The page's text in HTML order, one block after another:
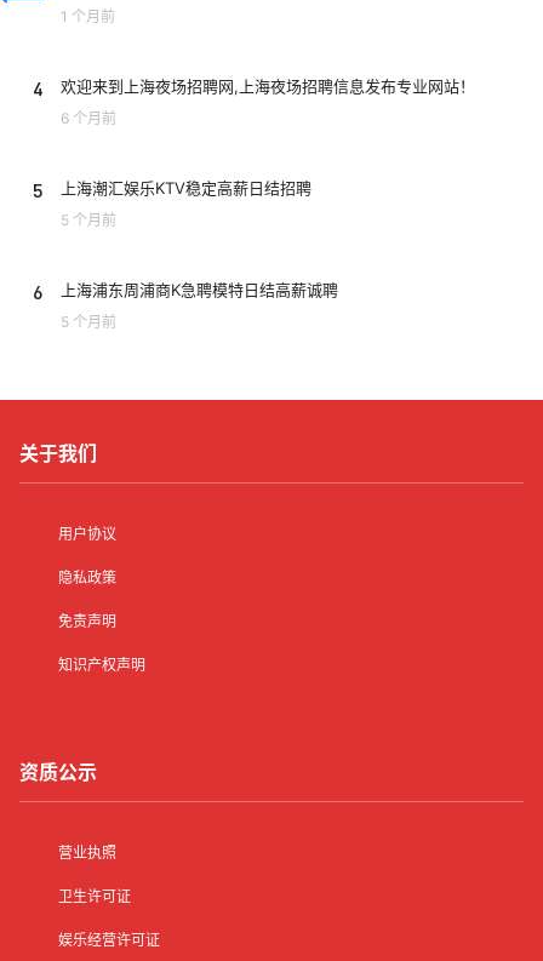
1 个月前
4 欢迎来到上海夜场招聘网,上海夜场招聘信息发布专业网站！
6 个月前
5 上海潮汇娱乐KTV稳定高薪日结招聘
5 个月前
6 上海浦东周浦商K急聘模特日结高薪诚聘
5 个月前
关于我们
用户协议
隐私政策
免责声明
知识产权声明
资质公示
营业执照
卫生许可证
娱乐经营许可证